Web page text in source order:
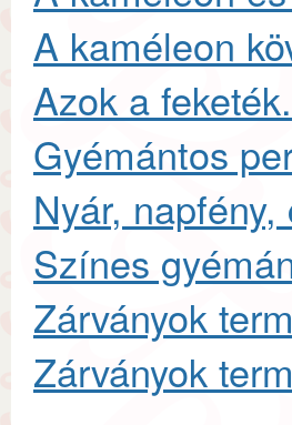
A kaméleon
Azok a
Gyémántos
Nyár,
Színes
Zárványok
Zárványok